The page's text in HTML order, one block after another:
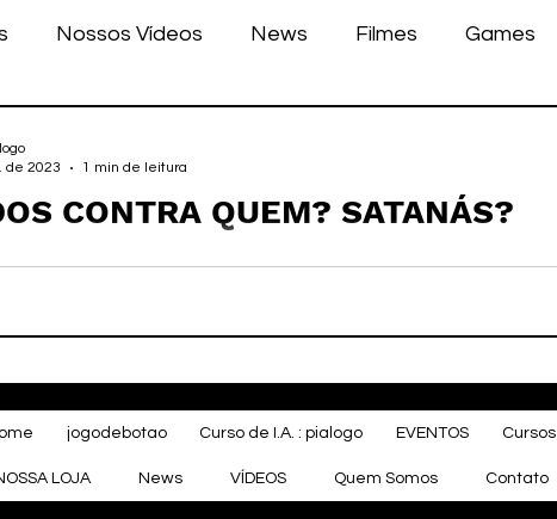
Nossos Vídeos News Filmes Games
games
CONTRA QUEM? SATANÁS?
de 2023
1 min de leitura
jogodebotao Curso de I.A. : pialogo EVENTOS Cursos
LOJA News VÍDEOS Quem Somos Contato